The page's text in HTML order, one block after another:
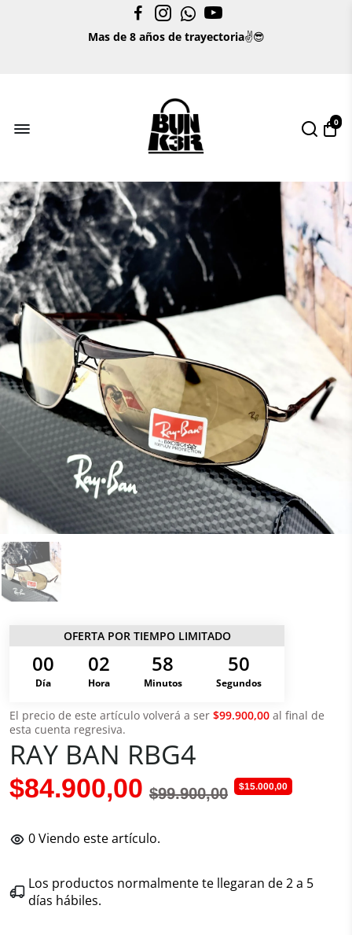
Pago CONTRA ENTREGA 🥇⚡💯
Mas de 8 años de trayectoria✌😎
0
OFERTA POR TIEMPO LIMITADO
00
Día
02
Hora
58
Minutos
50
Segundos
El precio de este artículo volverá a ser $99.900,00 al final de
esta cuenta regresiva.
RAY BAN RBG4
$84.900,00 $99.900,00 $15.000,00
0Viendo este artículo.
Los productos normalmente te llegaran de 2 a 5
días hábiles.